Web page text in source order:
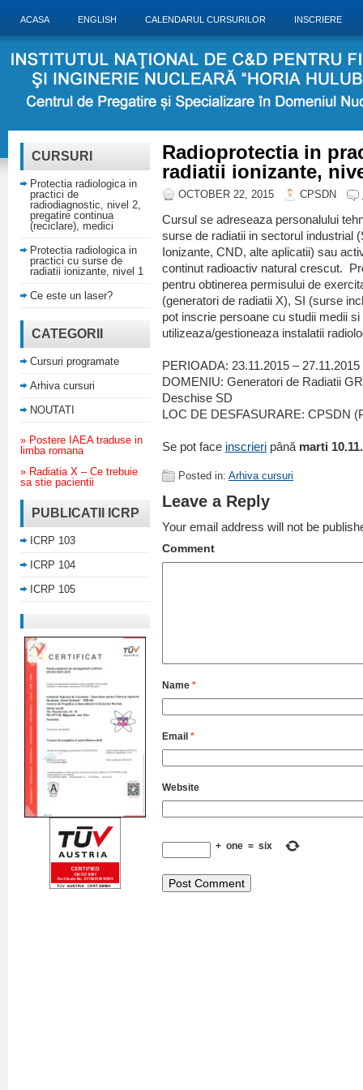
ACASA ENGLISH CALENDARUL CURSURILOR INSCRIERE
Radioprotectia in
radiatii ionizante,
OCTOBER 22, 2015 CPSDN
Cursul se adreseaza personalului
surse de radiatii in sectorul industrial
Ionizante, CND, alte aplicatii) sau
continut radioactiv natural crescut.
pentru obtinerea permisului de
(generatori de radiatii X), SI (surse
pot inscrie persoane cu studii medii
utilizeaza/gestioneaza instalatii
PERIOADA: 23.11.2015 – 27.11.2015
DOMENIU: Generatori de Radiatii
Deschise SD
LOC DE DESFASURARE: CPSDN
Se pot face inscrieri până marti
Posted in: Arhiva cursuri
Leave a Reply
Your email address will not be
Comment
Name *
Email *
Website
+ one = six
CURSURI
Protectia radiologica in
practici de
radiodiagnostic, nivel 2,
pregatire continua
(reciclare), medici
Protectia radiologica in
practici cu surse de
radiatii ionizante, nivel 1
Ce este un laser?
CATEGORII
Cursuri programate
Arhiva cursuri
NOUTATI
» Postere IAEA traduse in
limba romana
» Radiatia X – Ce trebuie
sa stie pacientii
PUBLICATII ICRP
ICRP 103
ICRP 104
ICRP 105